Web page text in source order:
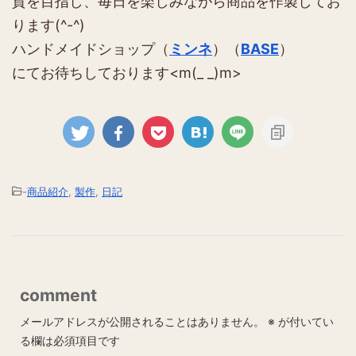
ります(^-^)
ハンドメイドショップ（ ミンネ）（BASE）
にてお待ちしております<m(_ _)m>
-商品紹介 製作 日記
comment
メールアドレスが公開されることはありません。 ※ が付いてい
る欄は必須項目です